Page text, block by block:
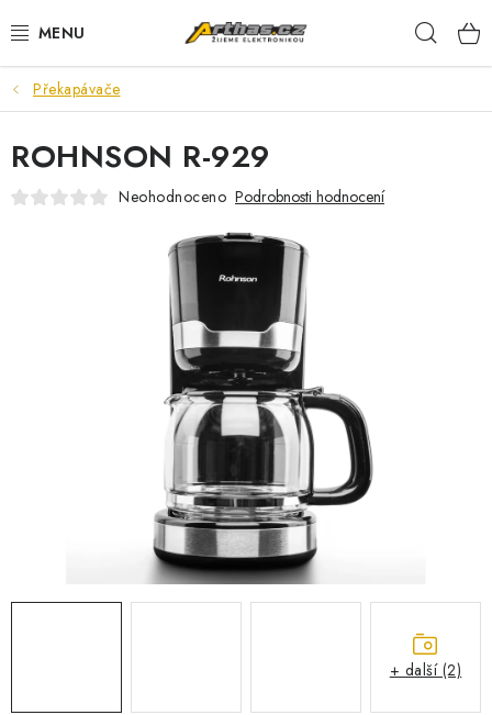
na
TELEFONY, TABLETY
POČÍTAČE, NOTEBOOKY
PRO HRÁČE
PŘEDVÁDĚCÍ ELEKTRONIKA
Překapávače
ROHNSON R-929
Neohodnoceno Podrobnosti hodnocení
+ další (2)